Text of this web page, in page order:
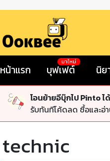
หน้าแรก บุฟเฟต์
มาใหม่
นิย
โอนย้ายอีบุ๊กไป Pinto
รับทันทีโค้ดลด ซื้อและอ่
technic